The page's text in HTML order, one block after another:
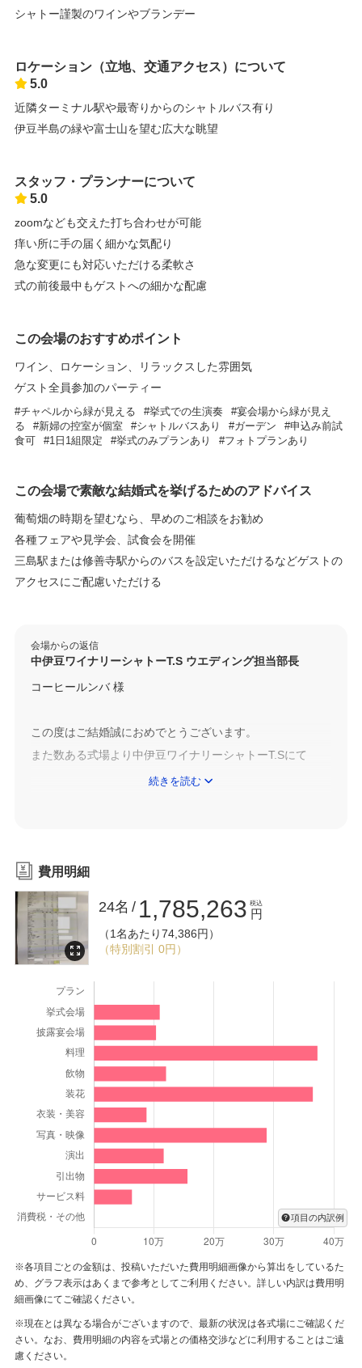
シャトー謹製のワインやブランデー
ロケーション（立地、交通アクセス）について
5.0
近隣ターミナル駅や最寄りからのシャトルバス有り
伊豆半島の緑や富士山を望む広大な眺望
スタッフ・プランナーについて
5.0
zoomなども交えた打ち合わせが可能
痒い所に手の届く細かな気配り
急な変更にも対応いただける柔軟さ
式の前後最中もゲストへの細かな配慮
この会場のおすすめポイント
ワイン、ロケーション、リラックスした雰囲気
ゲスト全員参加のパーティー
チャペルから緑が見える 挙式での生演奏
宴会場から緑が見え
る
新婦の控室が個室 シャトルバスあり ガーデン
申込み前試
食可
1日1組限定 挙式のみプランあり フォトプランあり
この会場で素敵な結婚式を挙げるためのアドバイス
葡萄畑の時期を望むなら、早めのご相談をお勧め
各種フェアや見学会、試食会を開催
三島駅または修善寺駅からのバスを設定いただけるなどゲストの
アクセスにご配慮いただける
会場からの返信
中伊豆ワイナリーシャトーT.S ウエディング担当部長
コーヒールンバ 様
この度はご結婚誠におめでとうございます。
また数ある式場より中伊豆ワイナリーシャトーT.Sにて
ウエディングご用命、改めまして心より感謝申し上げま
心とした
全体的なロケーション、雰囲気またスタッフの対応等
ご満足いただけた様子で何よりでございます。
今後コーヒールンバ様のようにお慶びいただけるお手伝い
が
出来るよう、スタッフ一同、努めてまいります。
初夏の訪れを感じる日も多くなってまいりました。
コーヒールンバ様に置かれましてはご自愛ください。
また是非、次回はご家族様で遊びにお越しください。
おふたりの末永いお幸せ心よりお祈り申し上げます。
続きを読む
費用明細
24名 1,785,263 円
税込
（1名あたり74,386円）
（特別割引 0円）
項目の内訳例
※各項目ごとの金額は、投稿いただいた費用明細画像から算出をしているた
め、グラフ表示はあくまで参考としてご利用ください。詳しい内訳は費用明
細画像にてご確認ください。
※現在とは異なる場合がございますので、最新の状況は各式場にご確認くだ
さい。なお、費用明細の内容を式場との価格交渉などに利用することはご遠
慮ください。